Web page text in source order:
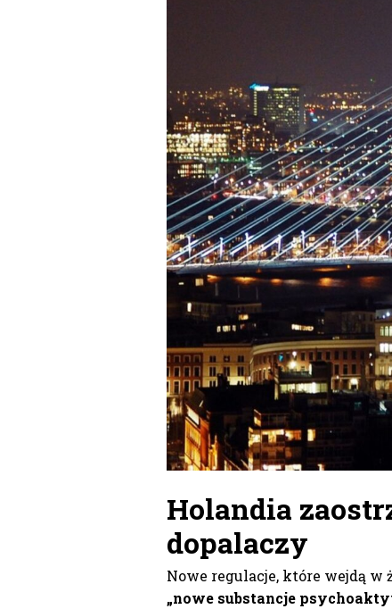
Holandia
dopalaczy
Nowe regulacje, które wejdą w
„nowe substancje